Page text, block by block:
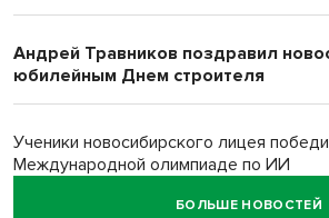
Андрей Травников поздравил
юбилейным Днем строителя
Ученики новосибирского лицея
Международной олимпиаде по ИИ
БОЛЬШЕ НОВОСТЕЙ